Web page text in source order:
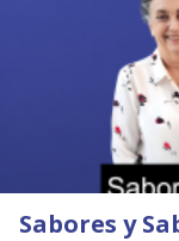
Sabores y